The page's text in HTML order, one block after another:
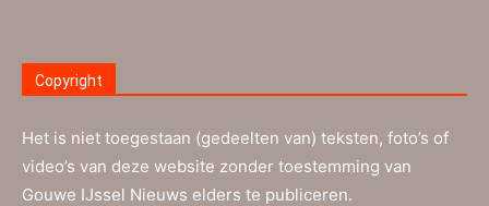
Copyright
Het is niet toegestaan (gedeelten van) teksten, foto’s of
video’s van deze website zonder toestemming van
Gouwe IJssel Nieuws elders te publiceren.